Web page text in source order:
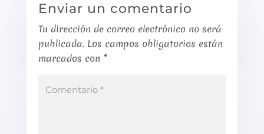
Enviar un comentario
Tu dirección de correo electrónico no será
publicada. Los campos obligatorios están
marcados con *